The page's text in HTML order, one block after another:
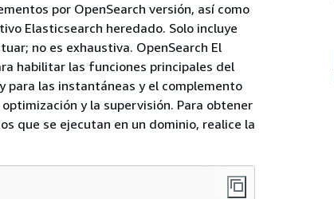
por OpenSearch versión, así como
Elasticsearch heredado. Solo incluye
no es exhaustiva. OpenSearch El
habilitar las funciones principales del
para las instantáneas y el complemento
optimización y la supervisión. Para obtener
que se ejecutan en un dominio, realice la